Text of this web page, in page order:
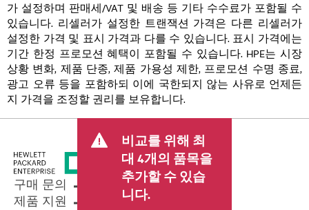
가 설정하며 판매세/VAT 및 배송 등 기타 수수료가 포함될 수
있습니다. 리셀러가 설정한 트랜잭션 가격은 다른 리셀러가
설정한 가격 및 표시 가격과 다를 수 있습니다. 표시 가격에는
기간 한정 프로모션 혜택이 포함될 수 있습니다. HPE는 시장
상황 변화, 제품 단종, 제품 가용성 제한, 프로모션 수명 종료,
광고 오류 등을 포함하되 이에 국한되지 않는 사유로 언제든
지 가격을 조정할 권리를 보유합니다.
비교를 위해 최
대 4개의 품목을
추가할 수 있습
니다.
구매 문의
제품 지원